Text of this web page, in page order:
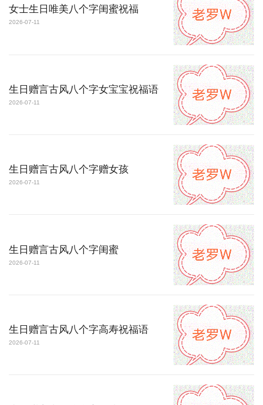
女士生日唯美八个字闺蜜祝福
2026-07-11
生日赠言古风八个字女宝宝祝福语
2026-07-11
生日赠言古风八个字赠女孩
2026-07-11
生日赠言古风八个字闺蜜
2026-07-11
生日赠言古风八个字高寿祝福语
2026-07-11